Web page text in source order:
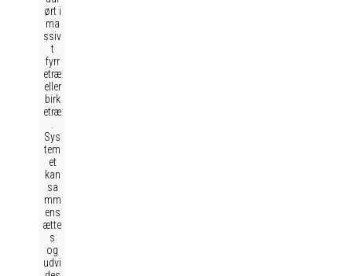
ørt i
ma
ssiv
t
fyrr
etræ
eller
birk
etræ
Sys
tem
et
kan
sa
mm
ens
ætte
s
og
udvi